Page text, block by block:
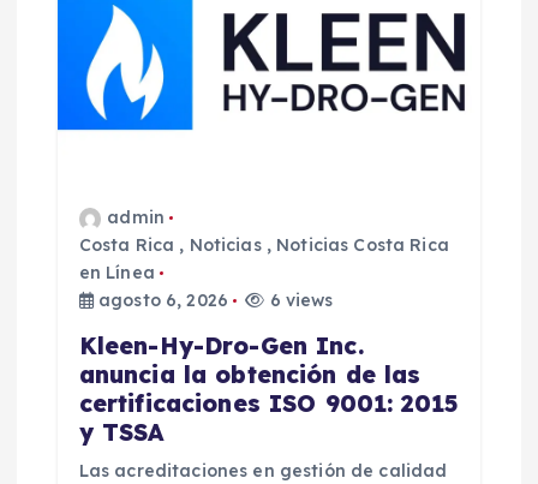
n
admin
Costa Rica , Noticias, Noticias Costa Rica
en Línea
agosto 6, 2026
6 views
Kleen-Hy-Dro-Gen Inc.
anuncia la obtención de las
certificaciones ISO 9001: 2015
y TSSA
Las acreditaciones en gestión de calidad